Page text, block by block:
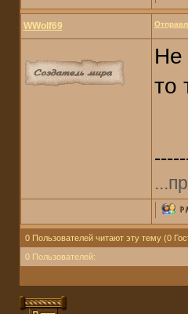
WWolf69
Не
то
0 Пользователей читают эту тему (0
0 Пользователей: